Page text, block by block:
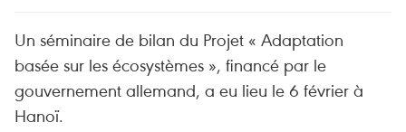
Un séminaire de bilan du Projet « Adaptation
basée sur les écosystèmes », financé par le
gouvernement allemand, a eu lieu le 6 février à
Hanoï.